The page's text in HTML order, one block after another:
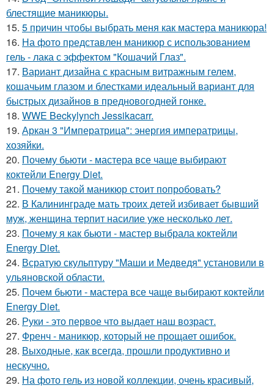
блестящие маникюры.
15. 5 причин чтобы выбрать меня как мастера маникюра!
16. На фото представлен маникюр с использованием
гель - лака с эффектом "Кошачий Глаз".
17. Вариант дизайна с красным витражным гелем,
кошачьим глазом и блестками идеальный вариант для
быстрых дизайнов в предновогодней гонке.
18. WWE Beckylynch Jessikacarr.
19. Аркан 3 "Императрица": энергия императрицы,
хозяйки.
20. Почему бьюти - мастера все чаще выбирают
коктейли Energy Diet.
21. Почему такой маникюр стоит попробовать?
22. В Калининграде мать троих детей избивает бывший
муж, женщина терпит насилие уже несколько лет.
23. Почему я как бьюти - мастер выбрала коктейли
Energy Diet.
24. Всратую скульптуру "Маши и Медведя" установили в
ульяновской области.
25. Почем бьюти - мастера все чаще выбирают коктейли
Energy Diet.
26. Руки - это первое что выдает наш возраст.
27. Френч - маникюр, который не прощает ошибок.
28. Выходные, как всегда, прошли продуктивно и
нескучно.
29. На фото гель из новой коллекции, очень красивый,